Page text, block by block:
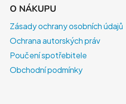
O NÁKUPU
Zásady ochrany osobních údajů
Ochrana autorských práv
Poučení spotřebitele
Obchodní podmínky